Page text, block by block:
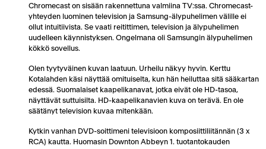
Chromecast on sisään rakennettuna valmiina TV:ssa. Chromecast-
yhteyden luominen television ja Samsung-älypuhelimen välille ei
ollut intuitiivista. Se vaati reitittimen, television ja älypuhelimen
uudelleen käynnistyksen. Ongelmana oli Samsungin älypuhelimen
kökkö sovellus.
Olen tyytyväinen kuvan laatuun. Urheilu näkyy hyvin. Kerttu
Kotalahden käsi näyttää omituiselta, kun hän heiluttaa sitä sääkartan
edessä. Suomalaiset kaapelikanavat, jotka eivät ole HD-tasoa,
näyttävät suttuisilta. HD-kaapelikanavien kuva on terävä. En ole
säätänyt television kuvaa mitenkään.
Kytkin vanhan DVD-soittimeni televisioon komposiittiliitännän (3 x
RCA) kautta. Huomasin Downton Abbeyn 1. tuotantokauden